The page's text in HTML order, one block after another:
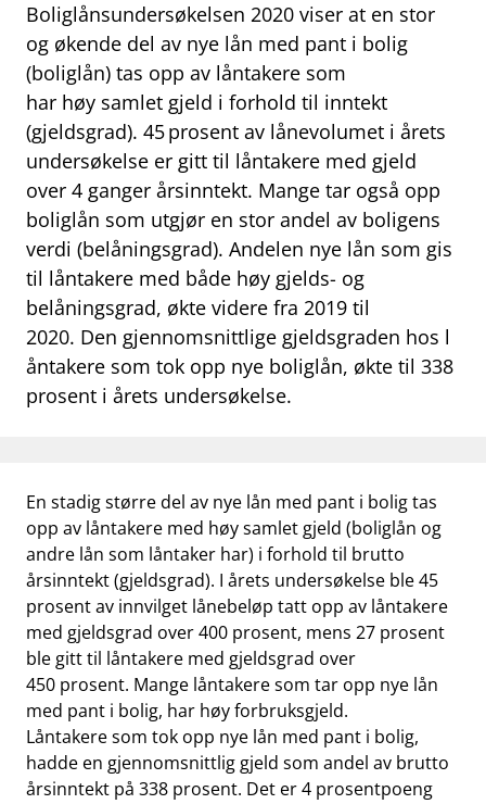
businessOm Finanstilsynet
mail_outlineKontakt oss
work_outline Jobb hos oss
dashboardInformasjon for investorer
notifications_noneAbonner på nyhetsvarsel
Boliglånsundersøkelsen 2020 viser at en stor
og økende del av nye lån med pant i bolig
(boliglån) tas opp av låntakere som
har høy samlet gjeld i forhold til inntekt
(gjeldsgrad). 45 prosent av lånevolumet i årets
undersøkelse er gitt til låntakere med gjeld
over 4 ganger årsinntekt. Mange tar også opp
boliglån som utgjør en stor andel av boligens
verdi (belåningsgrad). Andelen nye lån som gis
til låntakere med både høy gjelds- og
belåningsgrad, økte videre fra 2019 til
2020. Den gjennomsnittlige gjeldsgraden hos l
åntakere som tok opp nye boliglån, økte til 338
prosent i årets undersøkelse.
En stadig større del av nye lån med pant i bolig tas
opp av låntakere med høy samlet gjeld (boliglån og
andre lån som låntaker har) i forhold til brutto
årsinntekt (gjeldsgrad). I årets undersøkelse ble 45
prosent av innvilget lånebeløp tatt opp av låntakere
med gjeldsgrad over 400 prosent, mens 27 prosent
ble gitt til låntakere med gjeldsgrad over
450 prosent. Mange låntakere som tar opp nye lån
med pant i bolig, har høy forbruksgjeld.
Låntakere som tok opp nye lån med pant i bolig,
hadde en gjennomsnittlig gjeld som andel av brutto
årsinntekt på 338 prosent. Det er 4 prosentpoeng